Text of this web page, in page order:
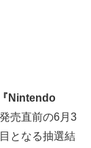
Nintendo
売直前の6月3
となる抽選結